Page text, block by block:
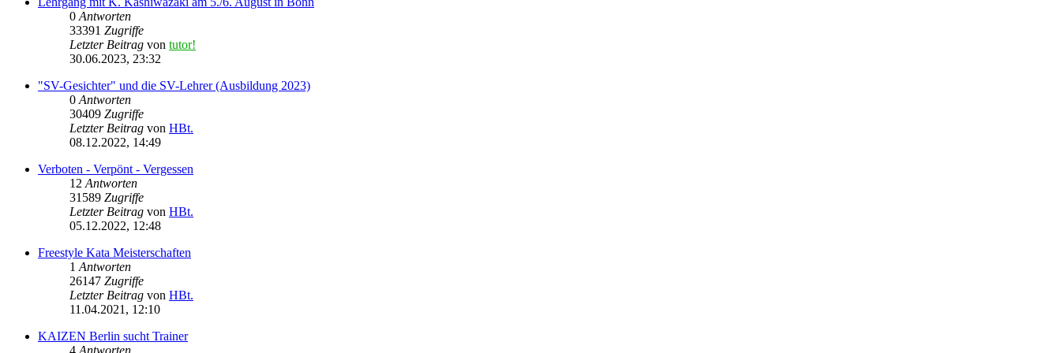
0 Antworten
33391 Zugriffe
Letzter Beitrag von tutor!
30.06.2023, 23:32
"SV-Gesichter" und die SV-Lehrer (Ausbildung 2023)
0 Antworten
30409 Zugriffe
Letzter Beitrag von HBt.
08.12.2022, 14:49
Verboten - Verpönt - Vergessen
12 Antworten
31589 Zugriffe
Letzter Beitrag von HBt.
05.12.2022, 12:48
Freestyle Kata Meisterschaften
1 Antworten
26147 Zugriffe
Letzter Beitrag von HBt.
11.04.2021, 12:10
KAIZEN Berlin sucht Trainer
4 Antworten